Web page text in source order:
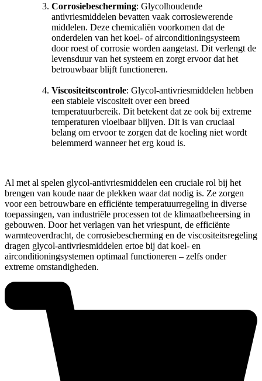
Corrosiebescherming: Glycolhoudende
antivriesmiddelen bevatten vaak corrosiewerende
middelen. Deze chemicaliën voorkomen dat de
onderdelen van het koel- of airconditioningsysteem
door roest of corrosie worden aangetast. Dit verlengt de
levensduur van het systeem en zorgt ervoor dat het
betrouwbaar blijft functioneren.
Viscositeitscontrole: Glycol-antivriesmiddelen hebben
een stabiele viscositeit over een breed
temperatuurbereik. Dit betekent dat ze ook bij extreme
temperaturen vloeibaar blijven. Dit is van cruciaal
belang om ervoor te zorgen dat de koeling niet wordt
belemmerd wanneer het erg koud is.
Al met al spelen glycol-antivriesmiddelen een cruciale rol bij het
brengen van koude naar de plekken waar dat nodig is. Ze zorgen
voor een betrouwbare en efficiënte temperatuurregeling in diverse
toepassingen, van industriële processen tot de klimaatbeheersing in
gebouwen. Door het verlagen van het vriespunt, de efficiënte
warmteoverdracht, de corrosiebescherming en de viscositeitsregeling
dragen glycol-antivriesmiddelen ertoe bij dat koel- en
airconditioningsystemen optimaal functioneren – zelfs onder
extreme omstandigheden.